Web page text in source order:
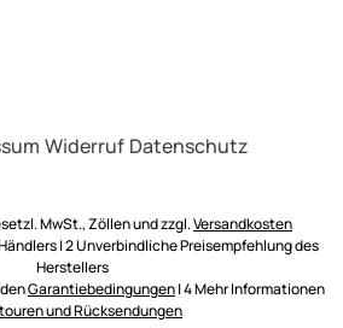
Widerruf Datenschutz
MwSt., Zöllen und zzgl.Versandkosten
| 2 Unverbindliche Preisempfehlung des
Herstellers
Garantiebedingungen| 4 Mehr Informationen
und Rücksendungen